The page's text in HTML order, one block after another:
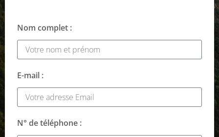
Nom complet :
E-mail :
N° de téléphone :